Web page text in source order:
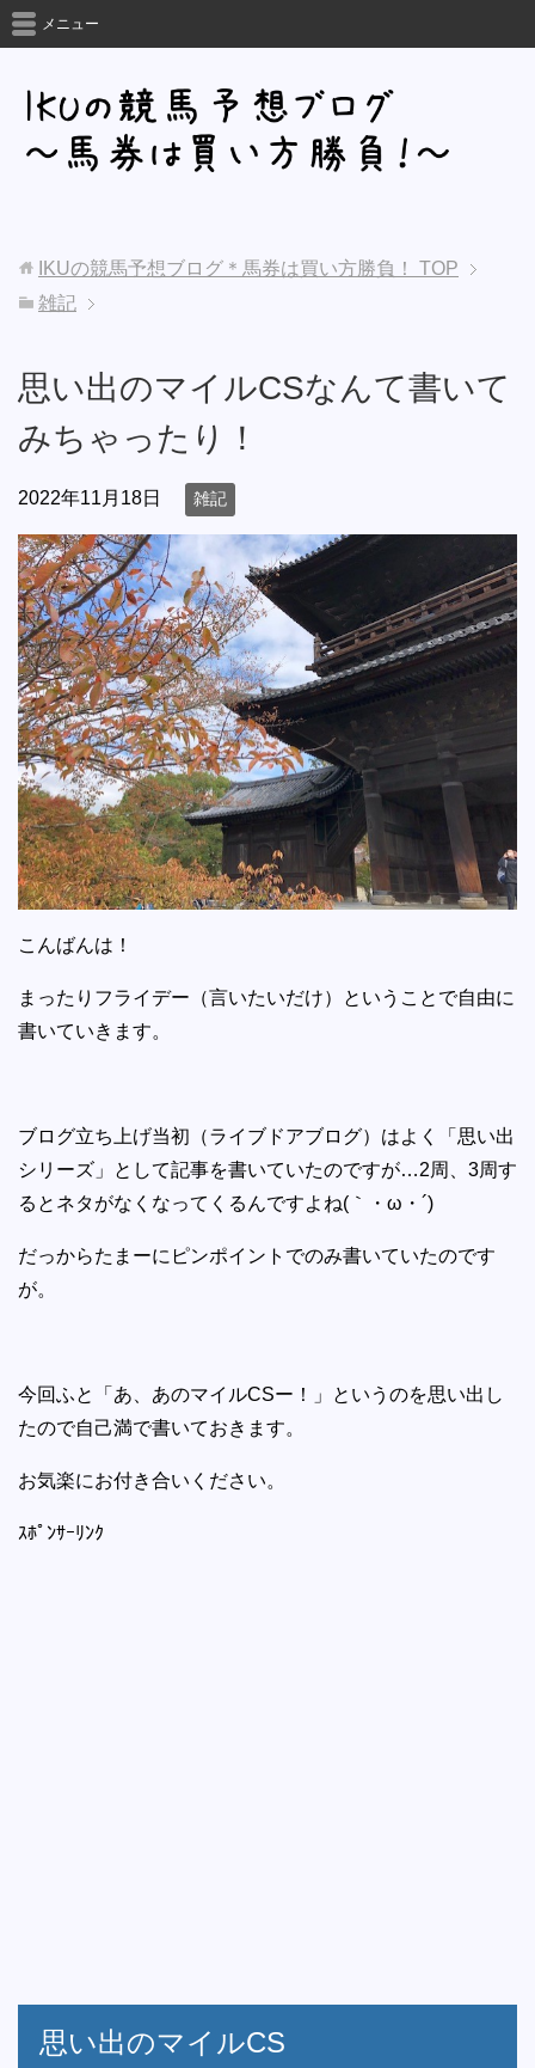
メニュー
IKUの競馬予想ブログ＊馬券は買い方勝負！
TOP
雑記
思い出のマイルCSなんて書いて
みちゃったり！
2022年11月18日 雑記
こんばんは！
まったりフライデー（言いたいだけ）ということで自由に
書いていきます。
ブログ立ち上げ当初（ライブドアブログ）はよく「思い出
シリーズ」として記事を書いていたのですが…2周、3周す
るとネタがなくなってくるんですよね(｀・ω・´)
だっからたまーにピンポイントでのみ書いていたのです
が。
今回ふと「あ、あのマイルCSー！」というのを思い出し
たので自己満で書いておきます。
お気楽にお付き合いください。
ｽﾎﾟﾝｻｰﾘﾝｸ
思い出のマイルCS